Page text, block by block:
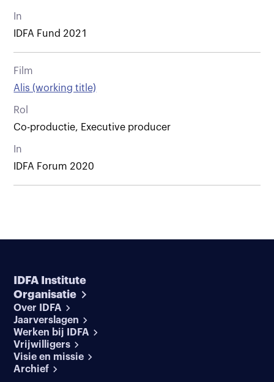
In
IDFA Fund 2021
Film
Alis (working title)
Rol
Co-productie, Executive producer
In
IDFA Forum 2020
IDFA Institute
Organisatie
Over IDFA
Jaarverslagen
Werken bij IDFA
Vrijwilligers
Visie en missie
Archief